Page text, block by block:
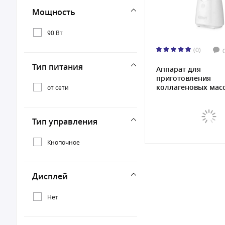
Мощность
90 Вт
Тип питания
от сети
Тип управления
Кнопочное
Дисплей
Нет
(0)
Аппарат для
приготовления
коллагеновых